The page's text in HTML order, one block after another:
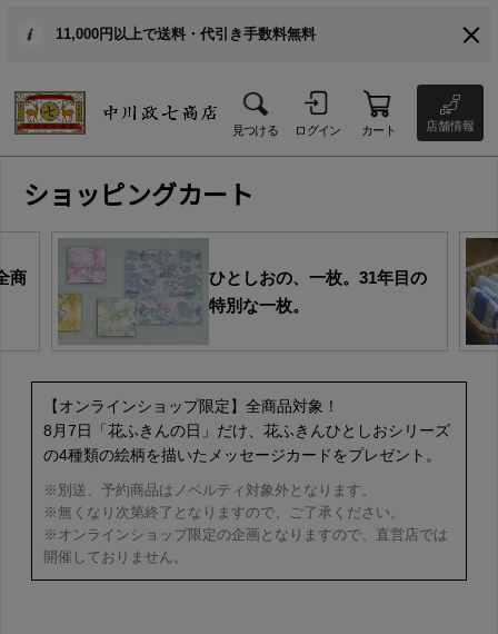
11,000円以上で送料・代引き手数料無料
見つける ログイン カート 店舗情報
ショッピングカート
商
ひとしおの、一枚。31年目の
特別な一枚。
【オンラインショップ限定】全商品対象！
8月7日「花ふきんの日」だけ、花ふきんひとしおシリーズ
の4種類の絵柄を描いたメッセージカードをプレゼント。
※別送、予約商品はノベルティ対象外となります。
※無くなり次第終了となりますので、ご了承ください。
※オンラインショップ限定の企画となりますので、直営店では
開催しておりません。